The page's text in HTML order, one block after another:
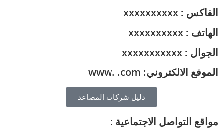
الفاكس : xxxxxxxxxx
الهاتف : xxxxxxxxxx
الجوال : xxxxxxxxxxx
الموقع الالكتروني: www. .com
دليل شركات المصاعد
مواقع التواصل الاجتماعية :